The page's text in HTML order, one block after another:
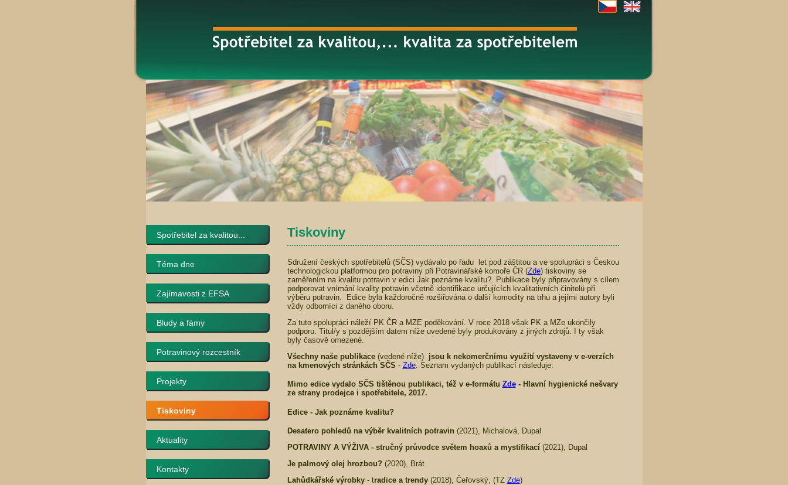
Spotřebitel za kvalitou...
Téma dne
Zajímavosti z EFSA
Bludy a fámy
Potravinový rozcestník
Projekty
Tiskoviny
Aktuality
Kontakty
Tiskoviny
Sdružení českých spotřebitelů (SČS) vydávalo po řadu let pod záštitou a ve spolupráci s Českou
technologickou platformou pro potraviny při Potravinářské komoře ČR (Zde) tiskoviny se
zaměřením na kvalitu potravin v edici Jak poznáme kvalitu?. Publikace byly připravovány s cílem
podporovat vnímání kvality potravin včetně identifikace určujících kvalitativních činitelů při
výběru potravin. Edice byla každoročně rozšiřována o další komodity na trhu a jejími autory byli
vždy odborníci z daného oboru.
Za tuto spolupráci náleží PK ČR a MZE poděkování. V roce 2018 však PK a MZe ukončily
podporu. Titul/y s pozdějším datem níže uvedené byly produkovány z jiných zdrojů. I ty však
byly časově omezené.
Všechny naše publikace (vedené níže) jsou k nekomerčnímu využití vystaveny v e-verzích
na kmenových stránkách SČS - Zde. Seznam vydaných publikací následuje:
Mimo edice vydalo SČS tištěnou publikaci, též v e-formátu Zde- Hlavní hygienické nešvary
ze strany prodejce i spotřebitele, 2017.
Edice - Jak poznáme kvalitu?
Desatero pohledů na výběr kvalitních potravin (2021), Michalová, Dupal
POTRAVINY A VÝŽIVA - stručný průvodce světem hoaxů a mystifikací (2021), Dupal
Je palmový olej hrozbou? (2020), Brát
Lahůdkářské výrobky- tradice a trendy (2018), Čeřovský, (TZ Zde)